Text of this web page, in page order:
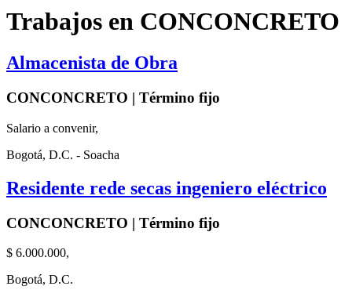
Trabajos en CONCONCRETO
Almacenista de Obra
CONCONCRETO | Término fijo
Salario a convenir,
Bogotá, D.C. - Soacha
Residente rede secas ingeniero eléctrico
CONCONCRETO | Término fijo
$ 6.000.000,
Bogotá, D.C.